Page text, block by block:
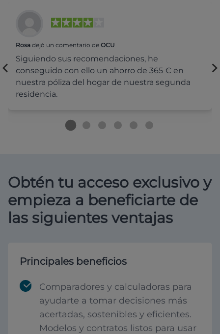
Rosa dejó un comentario de OCU
Siguiendo sus recomendaciones, he
conseguido con ello un ahorro de 365 € en
nuestra póliza del hogar de nuestra segunda
residencia.
Obtén tu acceso exclusivo y
empieza a beneficiarte de
las siguientes ventajas
Principales beneficios
Comparadores y calculadoras para
ayudarte a tomar decisiones más
acertadas, sostenibles y eficientes.
Modelos y contratos listos para usar